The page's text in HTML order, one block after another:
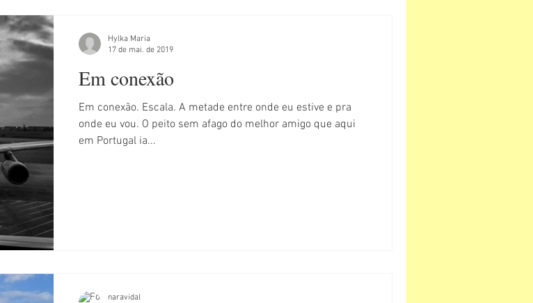
Em conexão
Em conexão. Escala. A metade entre onde eu estive e pra
onde eu vou. O peito sem afago do melhor amigo que aqui
em Portugal ia...
Hylka Maria
17 de mai. de 2019
naravidal